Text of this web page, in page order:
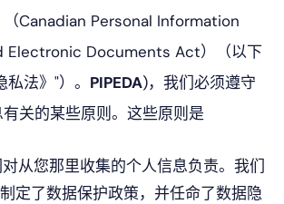
（Canadian Personal Information
Electronic Documents Act）（以下
法》"）。 PIPEDA)，我们必须遵守
关的某些原则。这些原则是
从您那里收集的个人信息负责。我们
定了数据保护政策，并任命了数据隐